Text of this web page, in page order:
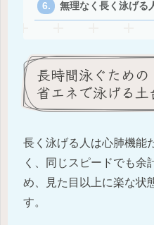
無理なく長く泳げる
長時間泳ぐため
省エネで泳げる
長く泳げる人は心肺機能
く、同じスピードでも余
め、見た目以上に楽な状
す。